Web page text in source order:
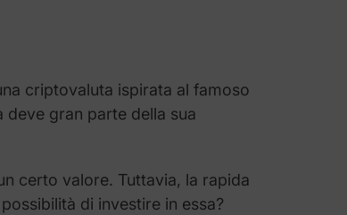
criptovaluta ispirata al famoso
deve gran parte della sua
certo valore. Tuttavia, la rapida
di investire in essa?